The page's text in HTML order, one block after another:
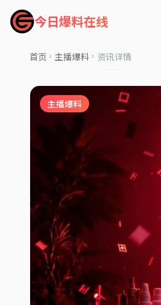
今日爆料在线
首页 主播爆料 资讯详情
主播爆料